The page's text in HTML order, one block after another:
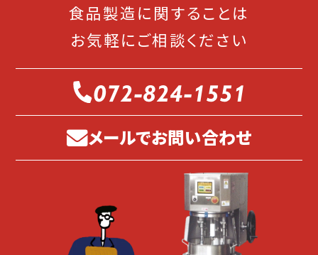
食品製造に関することは
お気軽にご相談ください
072-824-1551
メールでお問い合わせ